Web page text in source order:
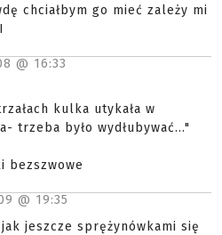
chciałbym go mieć zależy mi
@ 16:33
kulka utykała w
trzeba było wydłubywać..."
bezszwowe
@ 19:35
jeszcze sprężynówkami się